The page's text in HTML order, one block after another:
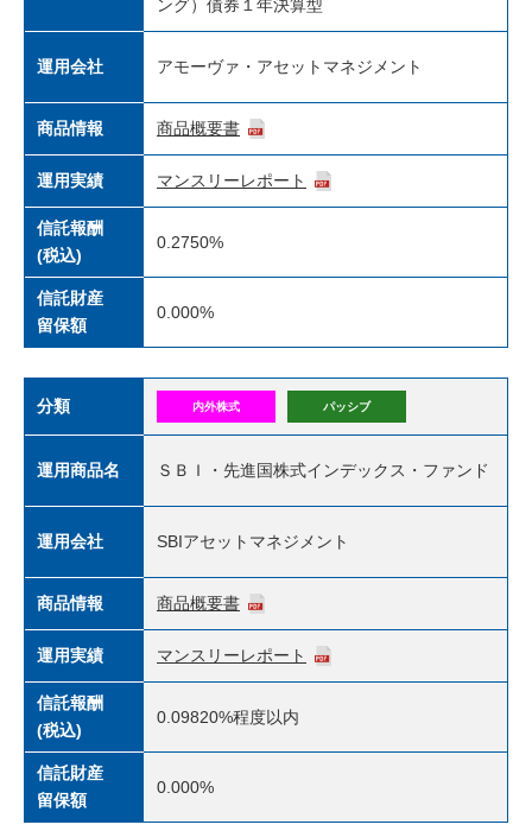
ング）債券１年決算型
運用会社 アモーヴァ・アセットマネジメント
商品情報 商品概要書
運用実績 マンスリーレポート
信託報酬
(税込)
0.2750%
信託財産
留保額
0.000%
分類 内外株式 パッシブ
運用商品名 ＳＢＩ・先進国株式インデックス・ファンド
運用会社 SBIアセットマネジメント
商品情報 商品概要書
運用実績 マンスリーレポート
信託報酬
(税込)
0.09820%程度以内
信託財産
留保額
0.000%